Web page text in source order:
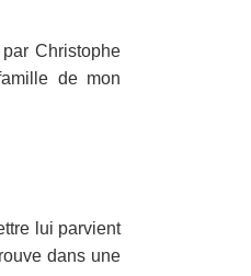
Christophe
de mon
lui parvient
dans une